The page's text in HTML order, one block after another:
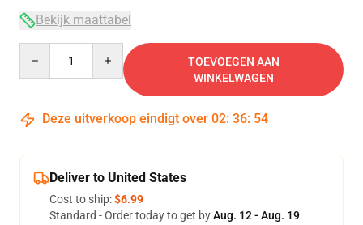
Bekijk maattabel
TOEVOEGEN AAN
WINKELWAGEN
Deze uitverkoop eindigt over 02: 36: 53
Deliver to United States
Cost to ship:$6.99
Standard - Order today to get byAug. 12 - Aug. 19